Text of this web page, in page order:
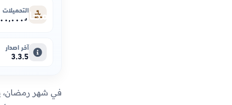
التحميلات
+٥٬٠٠٠٬٠٠٠
آخر اصدار
3.3.5
في شهر رمضان،